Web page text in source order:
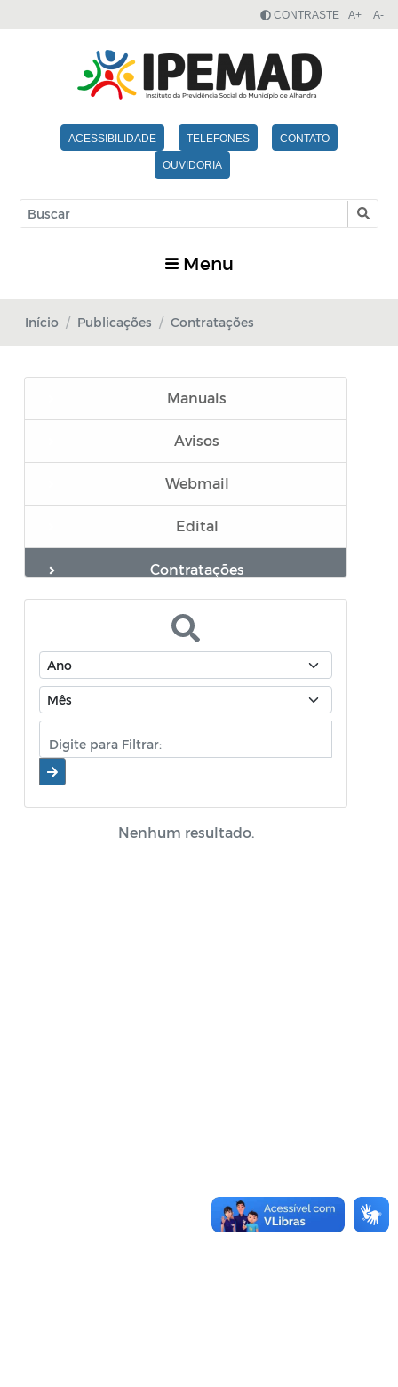
ACESSIBILIDADE TELEFONES CONTATO
OUVIDORIA
CONTRASTE A+ A-
Menu
Início Publicações Contratações
Manuais
Avisos
Webmail
Edital
Contratações
CHECK-LIST REQUERIMENTOS
Documentos
Concurso Público
Portal do Contribuinte
Nenhum resultado.